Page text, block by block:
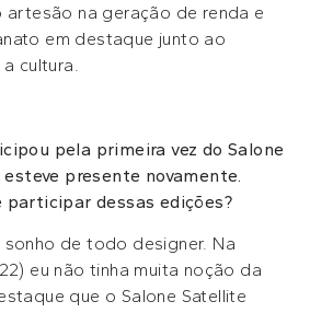
artesão na geração de renda e
em destaque junto ao
cultura.
pela primeira vez do Salone
presente novamente.
participar dessas edições?
de todo designer. Na
eu não tinha muita noção da
que o Salone Satellite